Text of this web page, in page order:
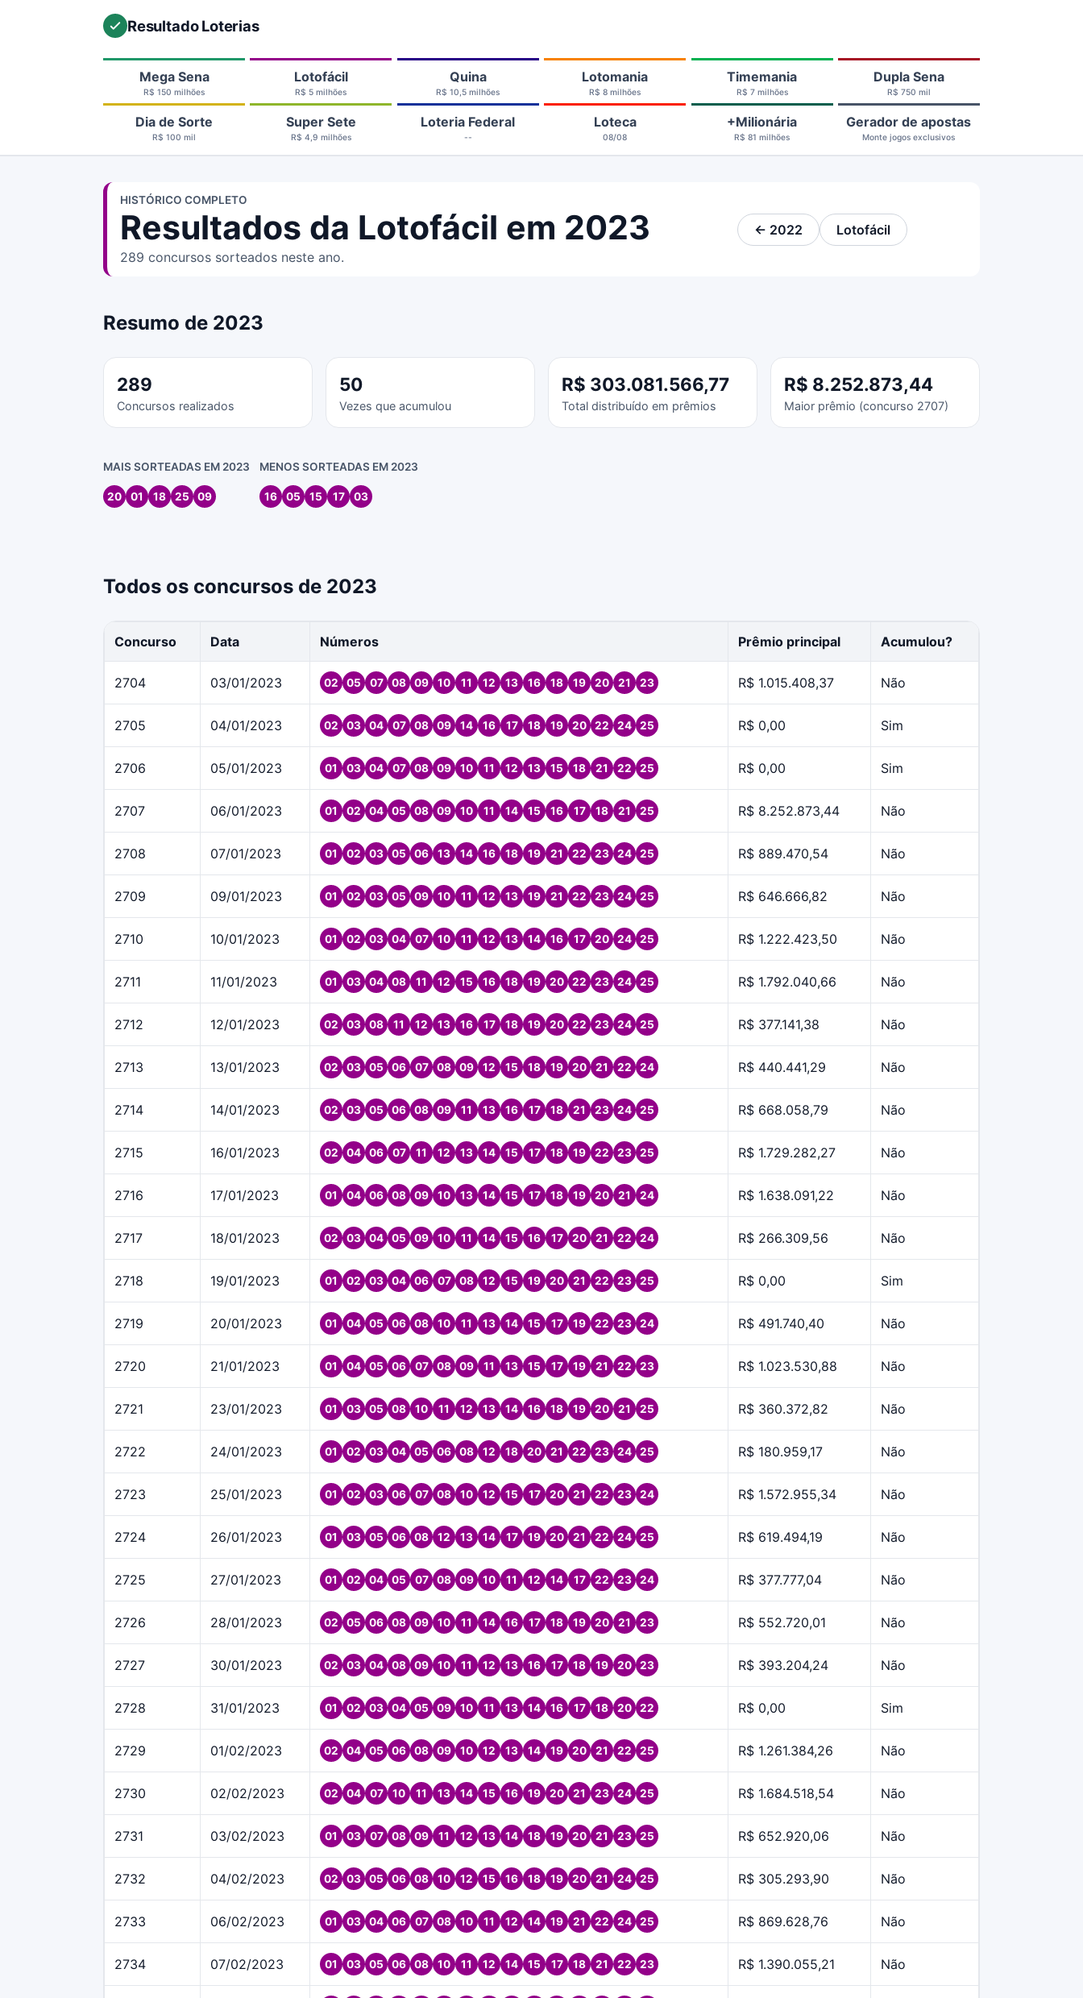
Resultado Loterias
Mega Sena
R$ 150 milhões
Lotofácil
R$ 5 milhões
Quina
R$ 10,5 milhões
Lotomania
R$ 8 milhões
Timemania
R$ 7 milhões
Dupla Sena
R$ 750 mil
Dia de Sorte
R$ 100 mil
Super Sete
R$ 4,9 milhões
Loteria Federal
--
Loteca
08/08
+Milionária
R$ 81 milhões
Gerador de apostas
Monte jogos exclusivos
HISTÓRICO COMPLETO
Resultados da Lotofácil em 2023
289 concursos sorteados neste ano.
← 2022 Lotofácil
Resumo de 2023
289
Concursos realizados
50
Vezes que acumulou
R$ 303.081.566,77
Total distribuído em prêmios
R$ 8.252.873,44
Maior prêmio (concurso 2707)
MAIS SORTEADAS EM 2023
20 01 18 25 09
MENOS SORTEADAS EM 2023
16 05 15 17 03
Todos os concursos de 2023
Concurso Data Números Prêmio principal Acumulou?
2704 03/01/2023 02 05 07 08 09 10 11 12 13 16 18 19 20 21 23 R$ 1.015.408,37 Não
2705 04/01/2023 02 03 04 07 08 09 14 16 17 18 19 20 22 24 25 R$ 0,00 Sim
2706 05/01/2023 01 03 04 07 08 09 10 11 12 13 15 18 21 22 25 R$ 0,00 Sim
2707 06/01/2023 01 02 04 05 08 09 10 11 14 15 16 17 18 21 25 R$ 8.252.873,44 Não
2708 07/01/2023 01 02 03 05 06 13 14 16 18 19 21 22 23 24 25 R$ 889.470,54 Não
2709 09/01/2023 01 02 03 05 09 10 11 12 13 19 21 22 23 24 25 R$ 646.666,82 Não
2710 10/01/2023 01 02 03 04 07 10 11 12 13 14 16 17 20 24 25 R$ 1.222.423,50 Não
2711 11/01/2023 01 03 04 08 11 12 15 16 18 19 20 22 23 24 25 R$ 1.792.040,66 Não
2712 12/01/2023 02 03 08 11 12 13 16 17 18 19 20 22 23 24 25 R$ 377.141,38 Não
2713 13/01/2023 02 03 05 06 07 08 09 12 15 18 19 20 21 22 24 R$ 440.441,29 Não
2714 14/01/2023 02 03 05 06 08 09 11 13 16 17 18 21 23 24 25 R$ 668.058,79 Não
2715 16/01/2023 02 04 06 07 11 12 13 14 15 17 18 19 22 23 25 R$ 1.729.282,27 Não
2716 17/01/2023 01 04 06 08 09 10 13 14 15 17 18 19 20 21 24 R$ 1.638.091,22 Não
2717 18/01/2023 02 03 04 05 09 10 11 14 15 16 17 20 21 22 24 R$ 266.309,56 Não
2718 19/01/2023 01 02 03 04 06 07 08 12 15 19 20 21 22 23 25 R$ 0,00 Sim
2719 20/01/2023 01 04 05 06 08 10 11 13 14 15 17 19 22 23 24 R$ 491.740,40 Não
2720 21/01/2023 01 04 05 06 07 08 09 11 13 15 17 19 21 22 23 R$ 1.023.530,88 Não
2721 23/01/2023 01 03 05 08 10 11 12 13 14 16 18 19 20 21 25 R$ 360.372,82 Não
2722 24/01/2023 01 02 03 04 05 06 08 12 18 20 21 22 23 24 25 R$ 180.959,17 Não
2723 25/01/2023 01 02 03 06 07 08 10 12 15 17 20 21 22 23 24 R$ 1.572.955,34 Não
2724 26/01/2023 01 03 05 06 08 12 13 14 17 19 20 21 22 24 25 R$ 619.494,19 Não
2725 27/01/2023 01 02 04 05 07 08 09 10 11 12 14 17 22 23 24 R$ 377.777,04 Não
2726 28/01/2023 02 05 06 08 09 10 11 14 16 17 18 19 20 21 23 R$ 552.720,01 Não
2727 30/01/2023 02 03 04 08 09 10 11 12 13 16 17 18 19 20 23 R$ 393.204,24 Não
2728 31/01/2023 01 02 03 04 05 09 10 11 13 14 16 17 18 20 22 R$ 0,00 Sim
2729 01/02/2023 02 04 05 06 08 09 10 12 13 14 19 20 21 22 25 R$ 1.261.384,26 Não
2730 02/02/2023 02 04 07 10 11 13 14 15 16 19 20 21 23 24 25 R$ 1.684.518,54 Não
2731 03/02/2023 01 03 07 08 09 11 12 13 14 18 19 20 21 23 25 R$ 652.920,06 Não
2732 04/02/2023 02 03 05 06 08 10 12 15 16 18 19 20 21 24 25 R$ 305.293,90 Não
2733 06/02/2023 01 03 04 06 07 08 10 11 12 14 19 21 22 24 25 R$ 869.628,76 Não
2734 07/02/2023 01 03 05 06 08 10 11 12 14 15 17 18 21 22 23 R$ 1.390.055,21 Não